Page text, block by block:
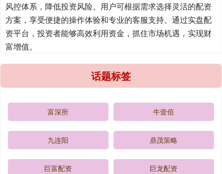
风控体系，降低投资风险。用户可根据需求选择灵活的配资
方案，享受便捷的操作体验和专业的客服支持。通过实盘配
资平台，投资者能够高效利用资金，抓住市场机遇，实现财
富增值。
话题标签
富深所 牛壹佰
九连阳 鼎茂策略
巨富配资 巨龙配资